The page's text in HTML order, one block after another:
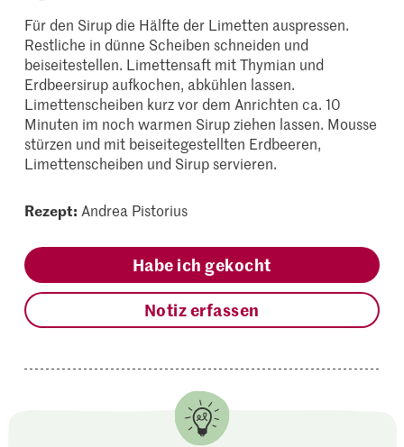
Für den Sirup die Hälfte der Limetten auspressen.
Restliche in dünne Scheiben schneiden und
beiseitestellen. Limettensaft mit Thymian und
Erdbeersirup aufkochen, abkühlen lassen.
Limettenscheiben kurz vor dem Anrichten ca. 10
Minuten im noch warmen Sirup ziehen lassen. Mousse
stürzen und mit beiseitegestellten Erdbeeren,
Limettenscheiben und Sirup servieren.
Rezept: Andrea Pistorius
Habe ich gekocht
Notiz erfassen